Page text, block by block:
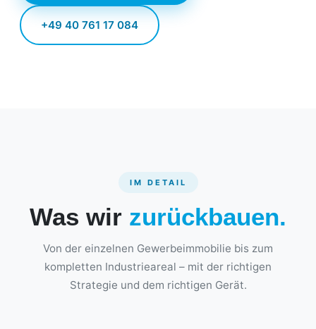
+49 40 761 17 084
IM DETAIL
Was wir zurückbauen.
Von der einzelnen Gewerbeimmobilie bis zum
kompletten Industrieareal – mit der richtigen
Strategie und dem richtigen Gerät.